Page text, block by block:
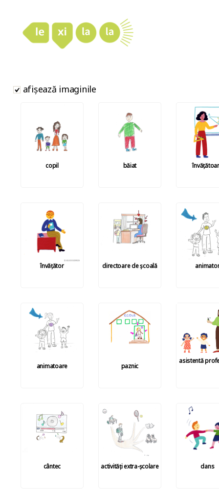
afișează imaginile
copil băiat
învățător directoare de școală
animatoare paznic
asistentă
cântec activități extra-școlare dans